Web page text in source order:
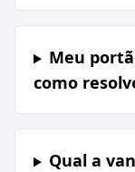
Meu
como
Qual a